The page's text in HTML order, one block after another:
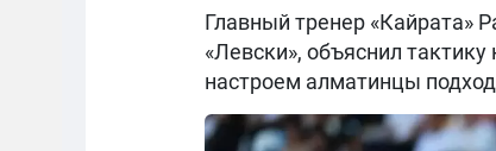
Главный тренер «Кайрата»
«Левски», объяснил
настроем алматинцы